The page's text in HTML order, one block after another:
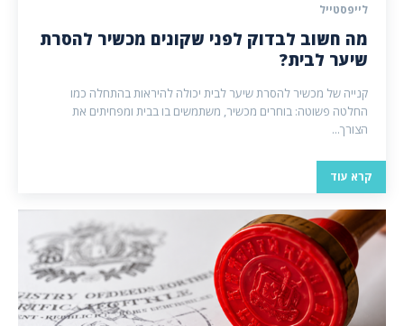
לייפסטייל
מה חשוב לבדוק לפני שקונים מכשיר להסרת
שיער לבית?
קנייה של מכשיר להסרת שיער לבית יכולה להיראות בהתחלה כמו
החלטה פשוטה: בוחרים מכשיר, משתמשים בו בבית ומפחיתים את
הצורך...
קרא עוד